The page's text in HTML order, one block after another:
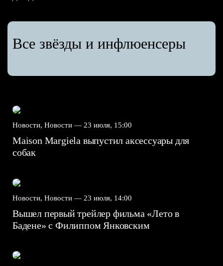
Все звёзды и инфлюенсеры
Новости, Новости — 23 июля, 15:00
Maison Margiela выпустил аксессуары для
собак
Новости, Новости — 23 июля, 14:00
Вышел первый трейлер фильма «Лето в
Бадене» с Филиппом Янковским